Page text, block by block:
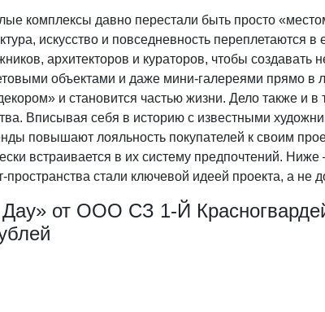
комплексы давно перестали быть просто
искусство и повседневность
архитекторов и кураторов, чтобы
объектами и даже мини-галереями прямо в
и становится частью жизни. Дело также и
Вписывая себя в историю с известными
повышают лояльность покупателей к своим
встраивается в их систему предпочтений.
пространства стали ключевой идеей проекта, а не
от ООО СЗ 1-Й